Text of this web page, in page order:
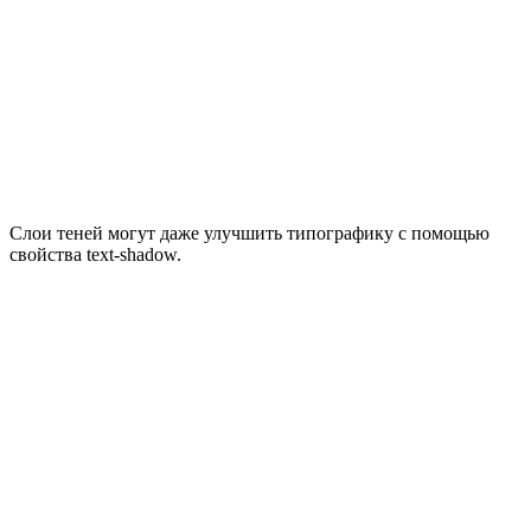
Слои теней могут даже улучшить типографику с помощью
свойства text-shadow.